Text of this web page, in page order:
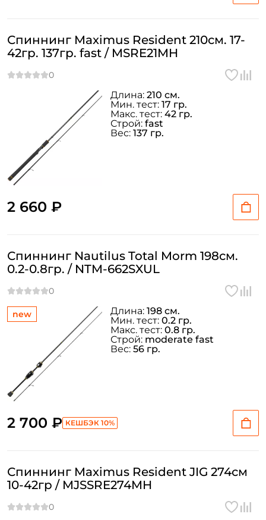
Спиннинг Maximus Resident 210см. 17-
42гр. 137гр. fast / MSRE21MH
2 660 ₽
Длина: 210 см.
Мин. тест: 17 гр.
Макс. тест: 42 гр.
Строй: fast
Вес: 137 гр.
new
Спиннинг Nautilus Total Morm 198см.
0.2-0.8гр. / NTM-662SXUL
2 700 ₽ КЕШБЭК 10%
Длина: 198 см.
Мин. тест: 0.2 гр.
Макс. тест: 0.8 гр.
Строй: moderate fast
Вес: 56 гр.
Спиннинг Maximus Resident JIG 274см
10-42гр / MJSSRE274MH